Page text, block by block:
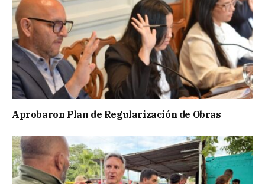
Aprobaron Plan de Regularización de Obras